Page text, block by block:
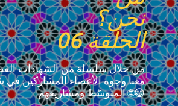
نحن؟
الحلقة 06
من خلال سلسلة من الشهادات
معنا وجوه الأعضاء المشاركين
المتوسّط ومشاريعهم 🌐😀